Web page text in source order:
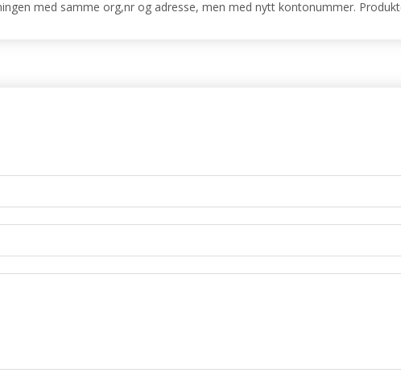
med samme org,nr og adresse, men med nytt kontonummer.